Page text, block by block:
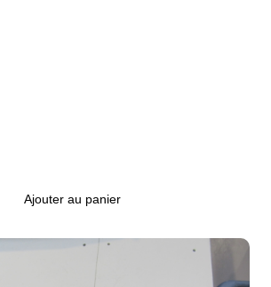
Ajouter au panier